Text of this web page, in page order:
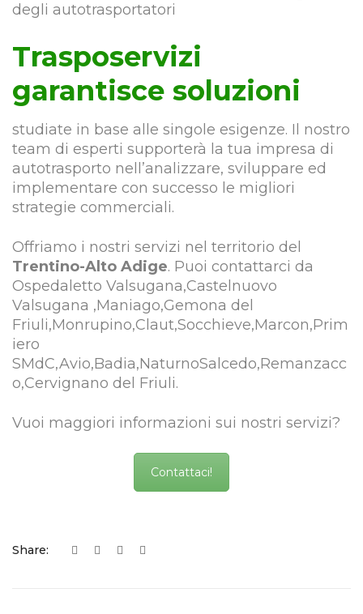
degli autotrasportatori
Trasposervizi
garantisce soluzioni
studiate in base alle singole esigenze. Il nostro
team di esperti supporterà la tua impresa di
autotrasporto nell’analizzare, sviluppare ed
implementare con successo le migliori
strategie commerciali.
Offriamo i nostri servizi nel territorio del
Trentino-Alto Adige. Puoi contattarci da
Ospedaletto Valsugana,Castelnuovo
Valsugana ,Maniago,Gemona del
Friuli,Monrupino,Claut,Socchieve,Marcon,Prim
iero
SMdC,Avio,Badia,NaturnoSalcedo,Remanzacc
o,Cervignano del Friuli.
Vuoi maggiori informazioni sui nostri servizi?
Contattaci!
Share: